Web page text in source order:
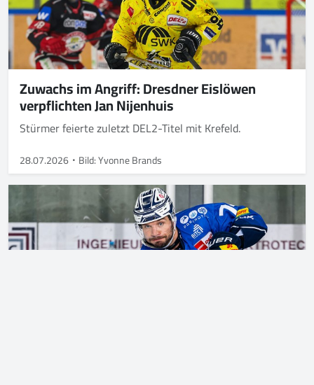
Zuwachs im Angriff: Dresdner Eislöwen
verpflichten Jan Nijenhuis
Stürmer feierte zuletzt DEL2-Titel mit Krefeld.
28.07.2026 Bild: Yvonne Brands